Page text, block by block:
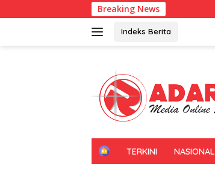
ke
Breaking News
Indeks Berita
H
TERKINI NASIONAL